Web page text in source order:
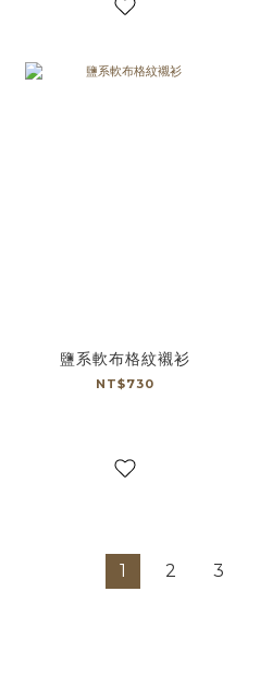
鹽系軟布格紋襯衫
NT$730
1 2 3